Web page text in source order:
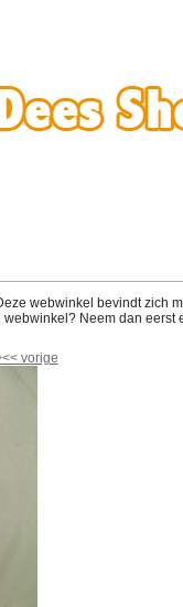
webwinkel bevindt zich
webwinkel? Neem dan eerst
<< vorige